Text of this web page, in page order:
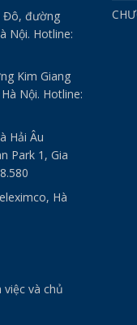
Đô, đường
Nội. Hotline:
Kim Giang
Nội. Hotline:
Hải Âu
Park 1, Gia
Hà
và chủ